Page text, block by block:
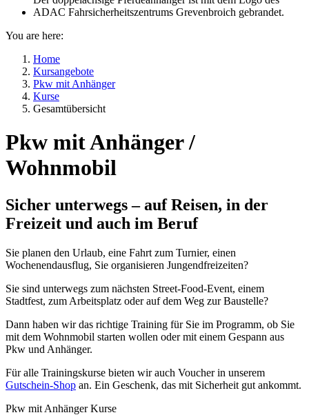
You are here:
Home
Kursangebote
Pkw mit Anhänger
Kurse
Gesamtübersicht
Pkw mit Anhänger /
Wohnmobil
Sicher unterwegs – auf Reisen, in der
Freizeit und auch im Beruf
Sie planen den Urlaub, eine Fahrt zum Turnier, einen
Wochenendausflug, Sie organisieren Jungendfreizeiten?
Sie sind unterwegs zum nächsten Street-Food-Event, einem
Stadtfest, zum Arbeitsplatz oder auf dem Weg zur Baustelle?
Dann haben wir das richtige Training für Sie im Programm, ob Sie
mit dem Wohnmobil starten wollen oder mit einem Gespann aus
Pkw und Anhänger.
Für alle Trainingskurse bieten wir auch Voucher in unserem
Gutschein-Shop an. Ein Geschenk, das mit Sicherheit gut ankommt.
Pkw mit Anhänger Kurse